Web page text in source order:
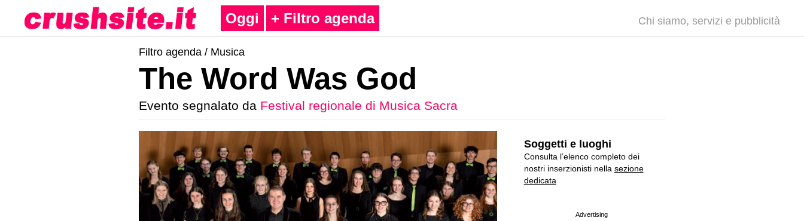
Oggi + Filtro agenda Chi siamo, servizi e pubblicità
Filtro agenda / Musica
The Word Was God
Evento segnalato da Festival regionale di Musica Sacra
Soggetti e luoghi
Consulta l’elenco completo dei
nostri inserzionisti nella sezione
dedicata
Advertising